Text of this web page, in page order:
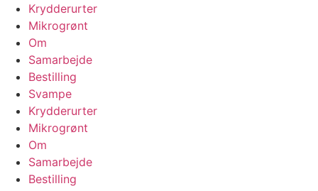
Krydderurter
Mikrogrønt
Om
Samarbejde
Bestilling
Svampe
Krydderurter
Mikrogrønt
Om
Samarbejde
Bestilling